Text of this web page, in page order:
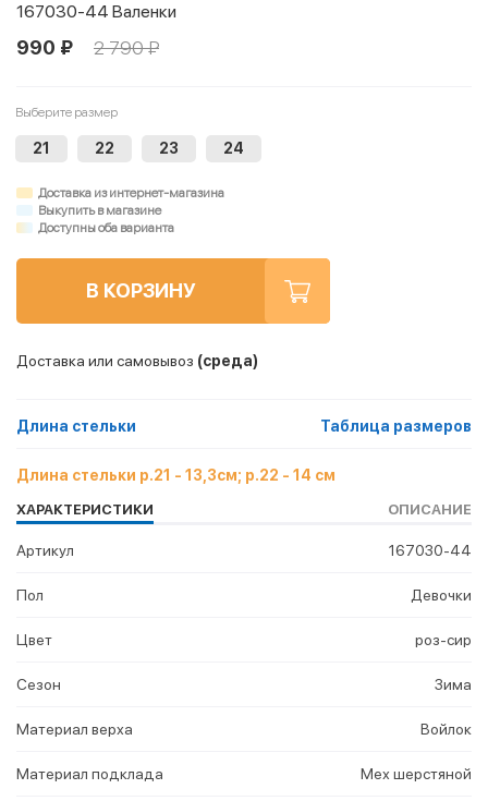
167030-44 Валенки
990 ₽ 2 790 ₽
Выберите размер
21 22 23 24
Доставка из интернет-магазина
Выкупить в магазине
Доступны оба варианта
В КОРЗИНУ
Доставка или самовывоз (среда)
Длина стельки Таблица размеров
Длина стельки р.21 - 13,3см; р.22 - 14 см
ХАРАКТЕРИСТИКИ ОПИСАНИЕ
Артикул 167030-44
Пол Девочки
Цвет роз-сир
Сезон Зима
Материал верха Войлок
Материал подклада Мех шерстяной